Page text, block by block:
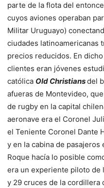
parte de la flota del
cuyos aviones operaban
Militar Uruguayo)
ciudades latinoamericanas
precios reducidos. En
clientes eran jóvenes
católica Old Christiansdel
afueras de Montevideo,
de rugby en la capital
aeronave era el Coronel
el Teniente Coronel Dante
y en la cabina de
Roque hacía lo posible
era un experiente piloto de
y 29 cruces de la cordillera